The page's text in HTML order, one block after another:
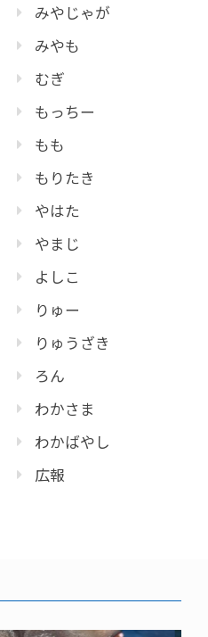
みやじゃが
みやも
むぎ
もっちー
もも
もりたき
やはた
やまじ
よしこ
りゅー
りゅうざき
ろん
わかさま
わかばやし
広報